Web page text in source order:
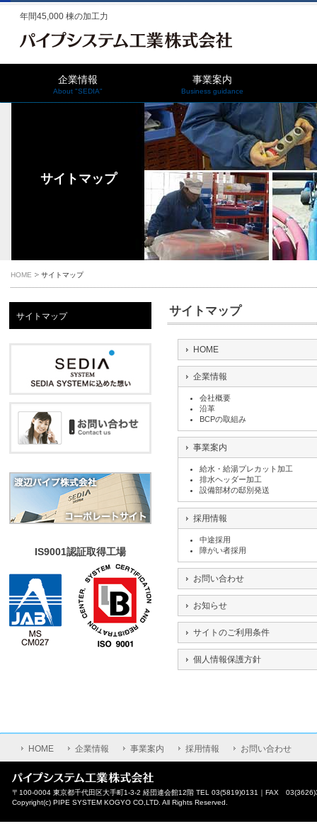
年間45,000 棟の加工力
企業情報
About "SEDIA"
事業案内
Business guidance
サイトマップ
HOME サイトマップ
サイトマップ
HOME
企業情報
会社概要
沿革
BCPの取組み
事業案内
給水・給湯プレカット加工
排水ヘッダー加工
設備部材の邸別発送
採用情報
中途採用
障がい者採用
お問い合わせ
お知らせ
サイトのご利用条件
個人情報保護方針
サイトマップ
IS9001認証取得工場
HOME 企業情報 事業案内 採用情報 お問い合わせ
〒100-0004 東京都千代田区大手町1-3-2 経団連会館12階 TEL 03(5819)0131｜FAX
Copyright(c) PIPE SYSTEM KOGYO CO,LTD. All Rights Reserved.